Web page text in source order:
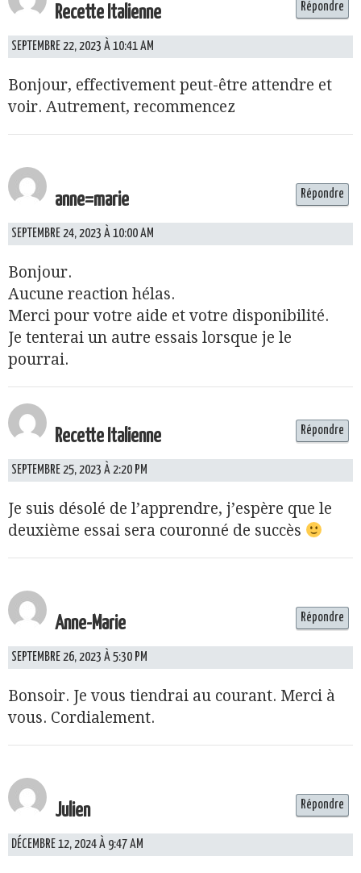
Recette Italienne
SEPTEMBRE 22, 2023 À 10:41 AM
Bonjour, effectivement peut-être attendre et
voir. Autrement, recommencez
Répondre
anne=marie
SEPTEMBRE 24, 2023 À 10:00 AM
Bonjour.
Aucune reaction hélas.
Merci pour votre aide et votre disponibilité.
Je tenterai un autre essais lorsque je le
pourrai.
Répondre
Recette Italienne
SEPTEMBRE 25, 2023 À 2:20 PM
Je suis désolé de l’apprendre, j’espère que le
deuxième essai sera couronné de succès
Répondre
Anne-Marie
SEPTEMBRE 26, 2023 À 5:30 PM
Bonsoir. Je vous tiendrai au courant. Merci à
vous. Cordialement.
Répondre
Julien
DÉCEMBRE 12, 2024 À 9:47 AM
Répondre